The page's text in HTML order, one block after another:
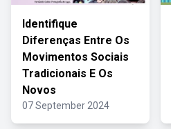
Identifique
Diferenças Entre Os
Movimentos Sociais
Tradicionais E Os
Novos
07 September 2024